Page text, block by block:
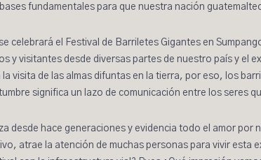
fundamentales para que nuestra nación
celebrará el Festival de Barriletes Gigantes en
y visitantes desde diversas partes de nuestro país y el
visita de las almas difuntas en la tierra, por eso, los
significa un lazo de comunicación entre los seres
desde hace generaciones y evidencia todo el amor
atrae la atención de muchas personas para vivir esta